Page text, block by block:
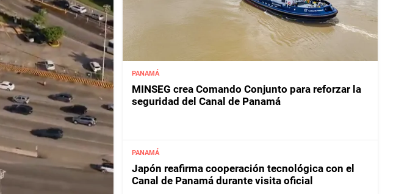
PANAMÁ
MINSEG crea Comando Conjunto para reforzar la
seguridad del Canal de Panamá
PANAMÁ
Japón reafirma cooperación tecnológica con el
Canal de Panamá durante visita oficial